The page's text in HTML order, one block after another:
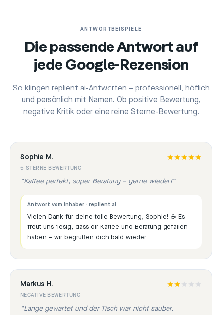
ANTWORTBEISPIELE
Die passende Antwort auf
jede Google-Rezension
So klingen replient.ai-Antworten – professionell, höflich
und persönlich mit Namen. Ob positive Bewertung,
negative Kritik oder eine reine Sterne-Bewertung.
Sophie M.
5-STERNE-BEWERTUNG
“Kaffee perfekt, super Beratung – gerne wieder!”
Antwort vom Inhaber · replient.ai
Vielen Dank für deine tolle Bewertung, Sophie! ☕ Es
freut uns riesig, dass dir Kaffee und Beratung gefallen
haben – wir begrüßen dich bald wieder.
Markus H.
NEGATIVE BEWERTUNG
“Lange gewartet und der Tisch war nicht sauber.